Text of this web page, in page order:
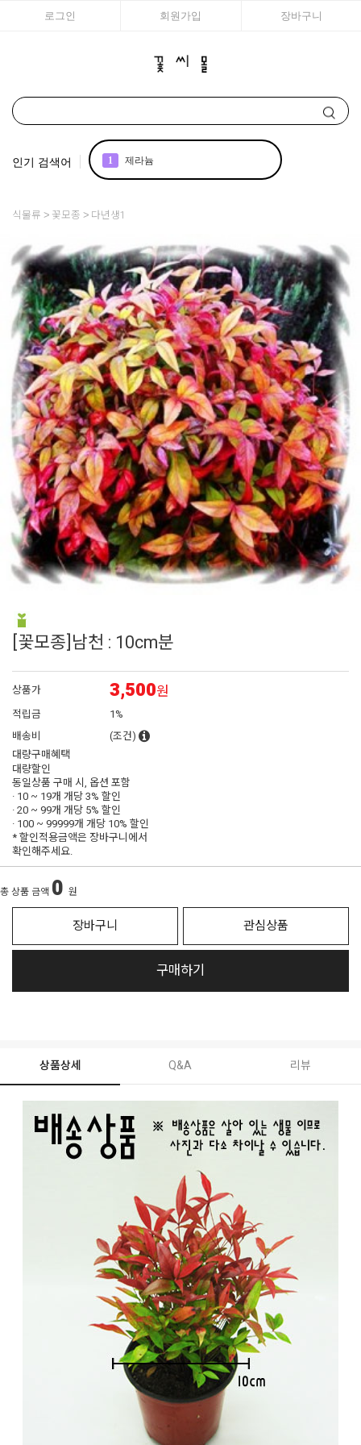
로그인 회원가입 장바구니
인기 검색어 1 제라늄
4 리갈
5 모종
6 펜스테몬
비올라
8 접시꽃
9 에키네시아
10 임파첸스
식물류 꽃모종 다년생1
[꽃모종]남천 : 10cm분
상품가 3,500원
적립금
1%
배송비
(조건)
대량구매혜택
대량할인
동일상품 구매 시, 옵션 포함
· 10 ~ 19개 개당3% 할인
· 20 ~ 99개 개당 5% 할인
· 100 ~ 99999개 개당 10% 할인
* 할인적용금액은 장바구니에서
확인해주세요.
총 상품 금액 0 원
장바구니 관심상품
구매하기
상품상세 Q&A 리뷰